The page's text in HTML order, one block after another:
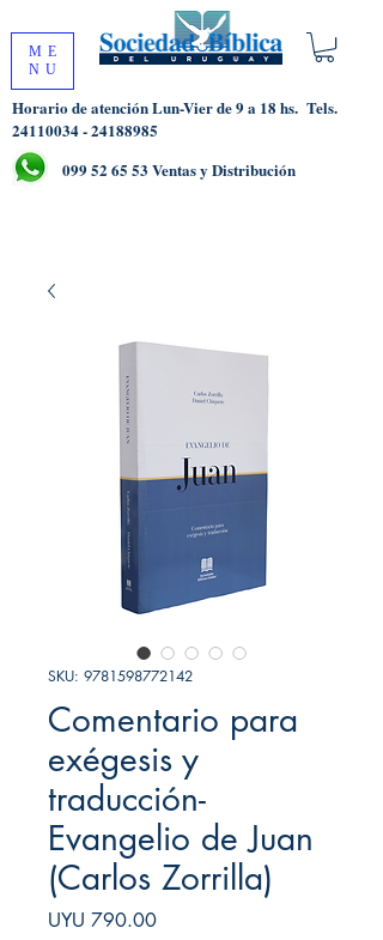
ME
NU
Horario de atención Lun-Vier de 9 a 18 hs. Tels.
24110034 - 24188985
099 52 65 53 Ventas y Distribución
SKU: 9781598772142
Comentario para
exégesis y
traducción-
Evangelio de Juan
(Carlos Zorrilla)
UYU 790.00Price